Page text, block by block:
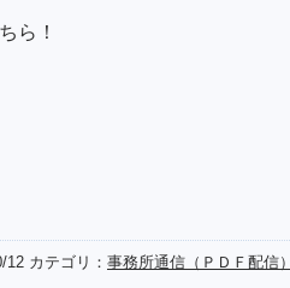
ら！
12 カテゴリ： 事務所通信（ＰＤＦ配信）